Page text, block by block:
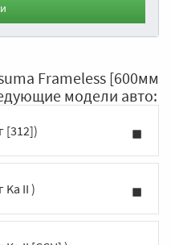
Frameless [600мм
модели авто:
[312])
Ka II )